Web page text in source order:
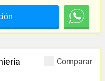
Comparar